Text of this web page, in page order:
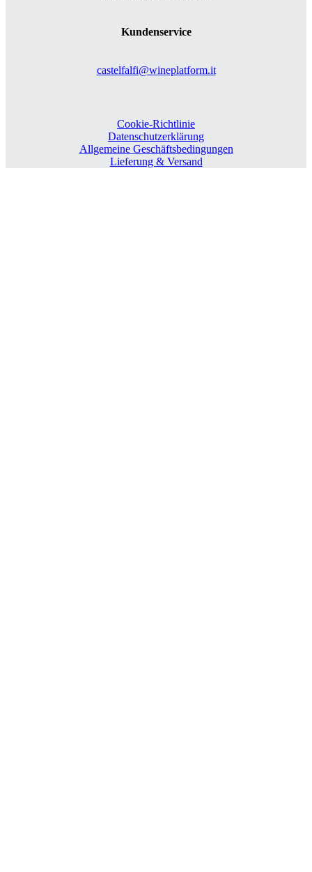
Kundenservice
castelfalfi@wineplatform.it
Cookie-Richtlinie
Datenschutzerklärung
Allgemeine Geschäftsbedingungen
Lieferung & Versand